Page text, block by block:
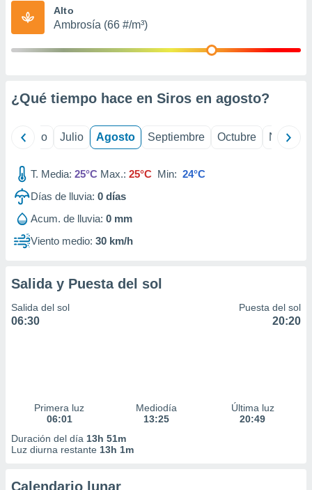
publicidad
publicidad
1199
Alto
Ambrosía (66 #/m³)
¿Qué tiempo hace en Siros en agosto?
Junio Julio Agosto Septiembre Octubre
T. Media: 25°C Max.: 25°C Min: 24°C
Días de lluvia: 0 días
Acum. de lluvia: 0 mm
Viento medio: 30 km/h
Salida y Puesta del sol
Salida del sol
06:30
Puesta del sol
20:20
Primera luz
06:01
Mediodía
13:25
Última luz
20:49
Duración del día 13h 51m
Luz diurna restante 13h 1m
Calendario lunar